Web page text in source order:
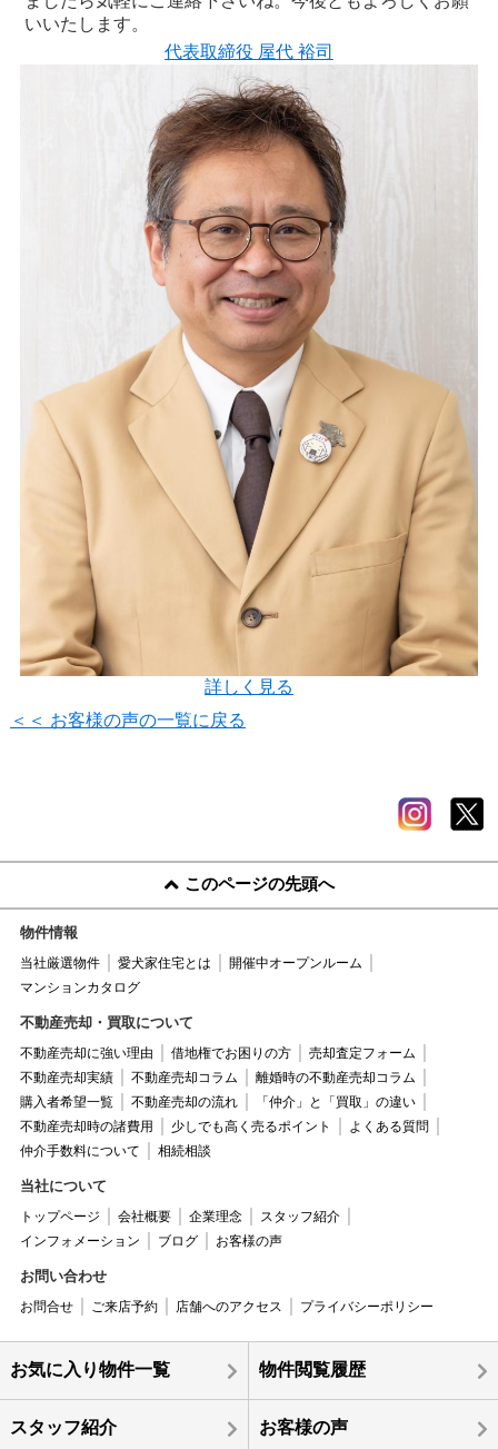
いいたします。
代表取締役 屋代 裕司
詳しく見る
＜＜ お客様の声の一覧に戻る
このページの先頭へ
物件情報
当社厳選物件 愛犬家住宅とは
開催中オープンルーム
マンションカタログ
不動産売却・買取について
不動産売却に強い理由 借地権でお困りの方
売却査定フォーム
不動産売却実績
不動産売却コラム
離婚時の不動産売却コラム
購入者希望一覧
不動産売却の流れ
「仲介」と「買取」の違い
不動産売却時の諸費用
少しでも高く売るポイント
よくある質問
仲介手数料について
相続相談
当社について
トップページ 会社概要 企業理念
スタッフ紹介
インフォメーション
ブログ お客様の声
お問い合わせ
お問合せ ご来店予約 店舗へのアクセス プライバシーポリシー
お気に入り物件一覧 物件閲覧履歴
スタッフ紹介 お客様の声